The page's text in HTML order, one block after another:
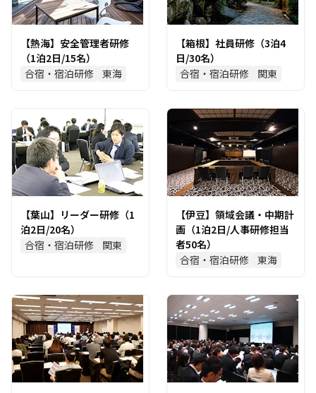
【熱海】安全管理者研修
（1泊2日/15名）
合宿・宿泊研修 東海
【箱根】社員研修（3泊4
日/30名）
合宿・宿泊研修
関東
【葉山】リーダー研修（1
泊2日/20名）
合宿・宿泊研修
関東
【伊豆】領域会議・中期計
画（1泊2日/人事研修担当
者50名）
合宿・宿泊研修 東海